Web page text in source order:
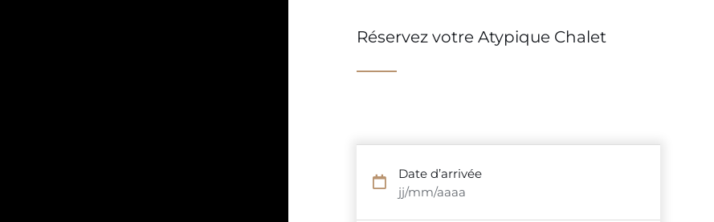
Réservez votre Atypique Chalet
Date d’arrivée
jj/mm/aaaa